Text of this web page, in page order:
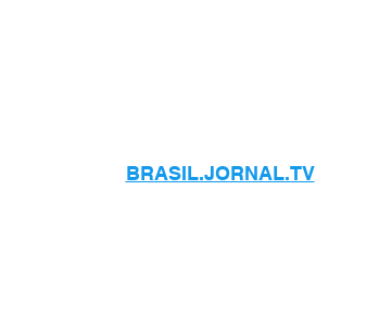
BRASIL.JORNAL.TV